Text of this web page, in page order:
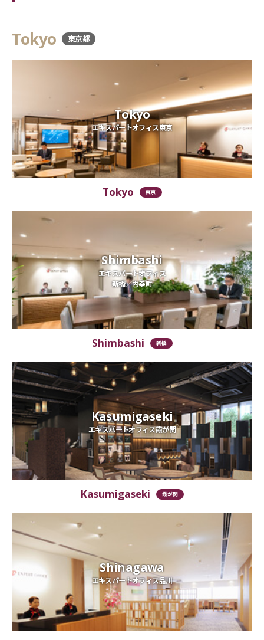
Tokyo 東京都
Tokyo
エキスパートオフィス東京
Tokyo 東京
Shimbashi
エキスパートオフィス
新橋／内幸町
Shimbashi 新橋
Kasumigaseki
エキスパートオフィス霞が関
Kasumigaseki 霞が関
Shinagawa
エキスパートオフィス品川